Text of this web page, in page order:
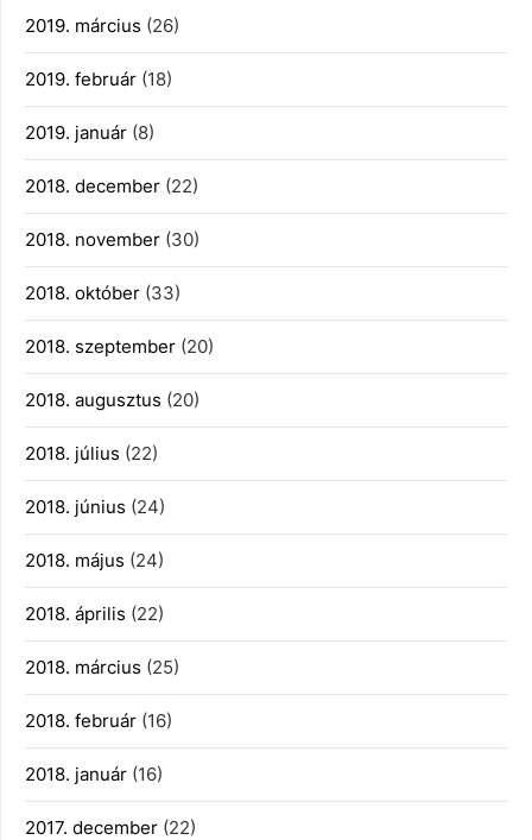
2019. március (26)
2019. február (18)
2019. január (8)
2018. december (22)
2018. november (30)
2018. október (33)
2018. szeptember (20)
2018. augusztus (20)
2018. július (22)
2018. június (24)
2018. május (24)
2018. április (22)
2018. március (25)
2018. február (16)
2018. január (16)
2017. december (22)